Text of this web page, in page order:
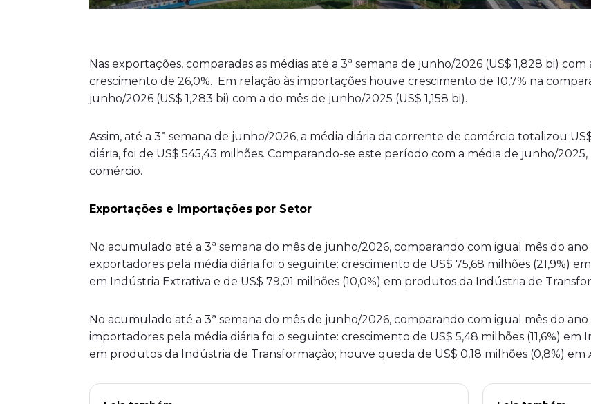
Nas exportações, comparadas as médias até a 3ª semana de junho/2026 (US$ 1,828 bi)
crescimento de 26,0%. Em relação às importações houve crescimento de 10,7% na
junho/2026 (US$ 1,283 bi) com a do mês de junho/2025 (US$ 1,158 bi).
Assim, até a 3ª semana de junho/2026, a média diária da corrente de comércio totalizou
diária, foi de US$ 545,43 milhões. Comparando-se este período com a média de junho/
comércio.
Exportações e Importações por Setor
No acumulado até a 3ª semana do mês de junho/2026, comparando com igual mês do
exportadores pela média diária foi o seguinte: crescimento de US$ 75,68 milhões (21,9%) em
em Indústria Extrativa e de US$ 79,01 milhões (10,0%) em produtos da Indústria de
No acumulado até a 3ª semana do mês de junho/2026, comparando com igual mês do
importadores pela média diária foi o seguinte: crescimento de US$ 5,48 milhões (11,6%) em
em produtos da Indústria de Transformação; houve queda de US$ 0,18 milhões (0,8%) em